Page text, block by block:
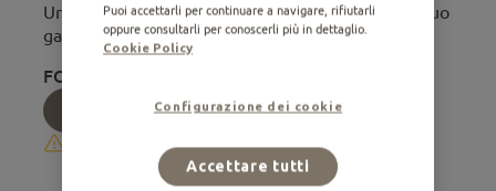
Una deliziosa ricetta preparata per il piacere del tuo
gatto
FORMATI DISPONIBILI:
Non disponibile per l’acquisto online
Puoi accettarli per continuare a navigare, rifiutarli
oppure consultarli per conoscerli più in dettaglio.
Cookie Policy
Configurazione dei cookie
Accettare tutti